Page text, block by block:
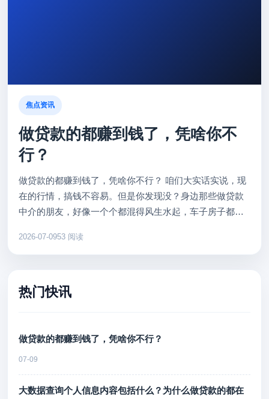
焦点资讯
做贷款的都赚到钱了，凭啥你不
行？
做贷款的都赚到钱了，凭啥你不行？ 咱们大实话实说，现
在的行情，搞钱不容易。但是你发现没？身边那些做贷款
中介的朋友，好像一个个都混得风生水起，车子房子都换
字：信息差。 很多...
2026-07-0953 阅读
热门快讯
做贷款的都赚到钱了，凭啥你不行？
07-09
大数据查询个人信息内容包括什么？为什么做贷款的都在